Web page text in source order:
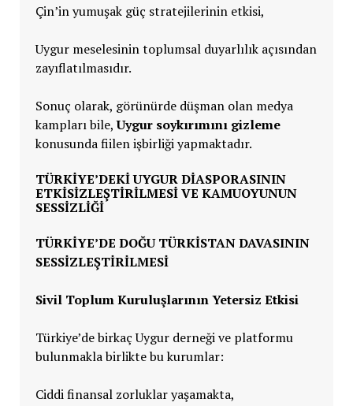
Çin’in yumuşak güç stratejilerinin etkisi,
Uygur meselesinin toplumsal duyarlılık açısından
zayıflatılmasıdır.
Sonuç olarak, görünürde düşman olan medya
kampları bile,Uygur soykırımını gizleme
konusunda fiilen işbirliği yapmaktadır.
TÜRKIYE’DEKI UYGUR DIASPORASININ
ETKISIZLEŞTIRILMESI VE KAMUOYUNUN
SESSIZLIĞI
TÜRKIYE’DE DOĞU TÜRKISTAN DAVASININ
SESSIZLEŞTIRILMESI
Sivil Toplum Kuruluşlarının Yetersiz Etkisi
Türkiye’de birkaç Uygur derneği ve platformu
bulunmakla birlikte bu kurumlar:
Ciddi finansal zorluklar yaşamakta,